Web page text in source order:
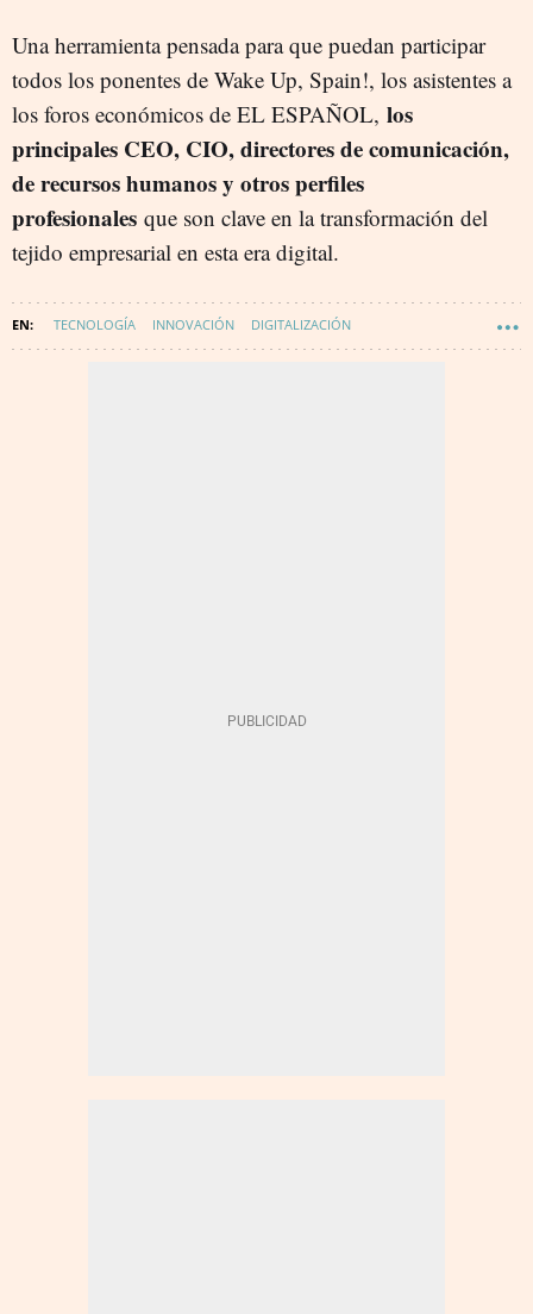
Una herramienta pensada para que puedan participar
todos los ponentes de Wake Up, Spain!, los asistentes a
los foros económicos de EL ESPAÑOL, los
principales CEO, CIO, directores de comunicación,
de recursos humanos y otros perfiles
profesionales que son clave en la transformación del
tejido empresarial en esta era digital.
TECNOLOGÍA INNOVACIÓN DIGITALIZACIÓN